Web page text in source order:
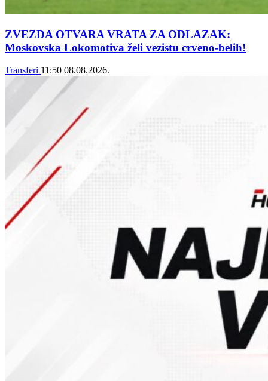
ZVEZDA OTVARA VRATA ZA ODLAZAK:
Moskovska Lokomotiva želi vezistu crveno-belih!
Transferi 11:50 08.08.2026.